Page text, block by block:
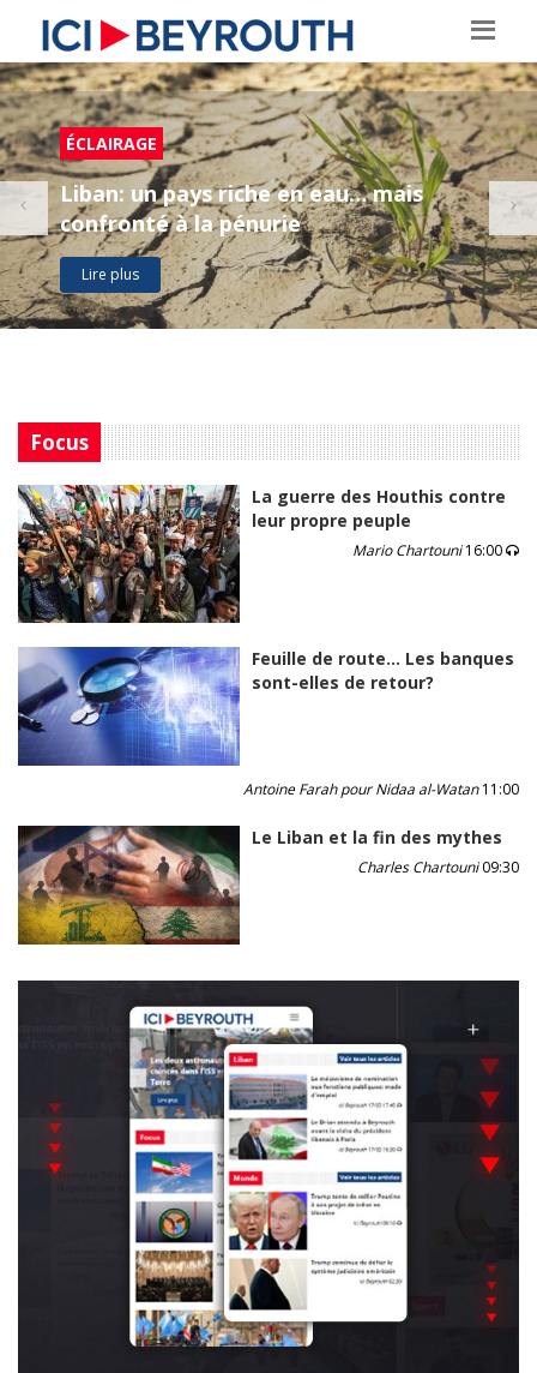
ÉCLAIRAGE
Liban: un pays riche en eau… mais
confronté à la pénurie
Lire plus
Focus
La guerre des Houthis contre
leur propre peuple
Mario Chartouni16:00
Feuille de route… Les banques
sont-elles de retour?
Antoine Farah pour Nidaa al-Watan11:00
Le Liban et la fin des mythes
Charles Chartouni09:30